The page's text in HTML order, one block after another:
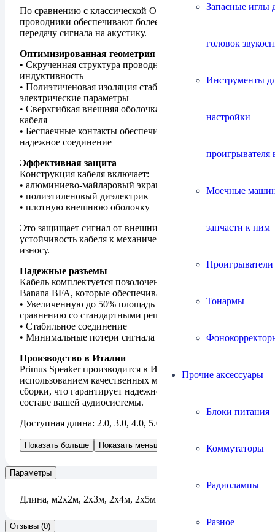
Запасные иглы
головок
Инструменты
настройки
проигрывателя
Моечные
запчасти к ним
Тонармы
Прочие аксессуары
Блоки питания
Коммутаторы
Радиолампы
Разное
По сравнению с классической OFC-медью, такие
проводники обеспечивают более точную и прозрачную
передачу сигнала на акустику.
Оптимизированная геометрия
• Скрученная структура проводников снижает
индуктивность
• Полиэтиченовая изоляция стабилизирует
электрические параметры
• Сверхгибкая внешняя оболочка упрощает укладку
кабеля
• Беспаечные контакты обеспечивают стабильное и
надежное соединение
Эффективная защита
Конструкция кабеля включает:
• алюминиево-майларовый экран
• полиэтиленовый диэлектрик
• плотную внешнюю оболочку
Это защищает сигнал от внешних помех и повышает
устойчивость кабеля к механическим нагрузкам и
износу.
Надежные разъемы
Кабель комплектуется позолоченными разъемами
Banana BFA, которые обеспечивают:
• Увеличенную до 50% площадь контакта по
сравнению со стандартными решениями
• Стабильное соединение
• Минимальные потери сигнала
Производство в Италии
Primus Speaker производится в Италии с
использованием качественных материалов и контролем
сборки, что гарантирует надежность и долговечность в
составе вашей аудиосистемы.
Доступная длина: 2.0, 3.0, 4.0, 5.0 метров.
Показать больше Показать меньше
Параметры
Длина, м2х2м, 2х3м, 2х4м, 2х5м
Отзывы (0)